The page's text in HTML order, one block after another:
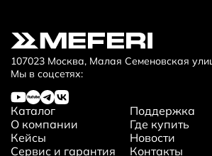
107023 Москва, Малая Семеновская
Мы в соцсетях:
Каталог
О компании
Кейсы
Сервис и гарантия
Поддержка
Где купить
Новости
Контакты